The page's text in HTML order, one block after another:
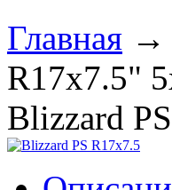
Главная →
R17x7.5"
Blizzard